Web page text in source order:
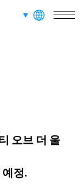
languages
오브 더 울
정.